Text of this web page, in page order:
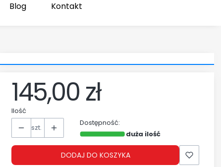
Blog Kontakt
Cena
145,00 zł
Ilość
szt.
Dostępność:
duża ilość
DODAJ DO KOSZYKA